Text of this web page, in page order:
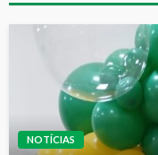
NOTÍCIAS